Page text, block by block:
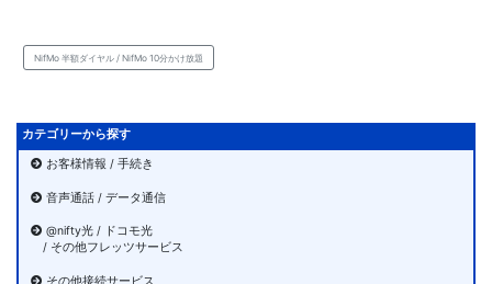
NifMo 半額ダイヤル / NifMo 10分かけ放題
カテゴリーから探す
お客様情報 / 手続き
音声通話 / データ通信
@nifty光 / ドコモ光
/ その他フレッツサービス